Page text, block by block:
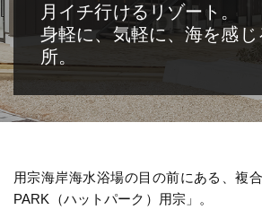
月イチ行けるリゾート。
身軽に、気軽に、海を感
所。
用宗海岸海水浴場の目の前にある、複
PARK（ハットパーク）用宗」。